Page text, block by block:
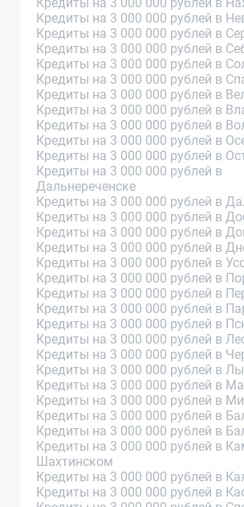
Кредиты на 3 000 000 рублей в
Кредиты на 3 000 000 рублей в
Кредиты на 3 000 000 рублей в
Кредиты на 3 000 000 рублей в
Кредиты на 3 000 000 рублей в
Кредиты на 3 000 000 рублей в
Кредиты на 3 000 000 рублей в
Кредиты на 3 000 000 рублей в
Кредиты на 3 000 000 рублей в
Кредиты на 3 000 000 рублей в
Кредиты на 3 000 000 рублей в
Дальнереченске
Кредиты на 3 000 000 рублей в
Кредиты на 3 000 000 рублей в
Кредиты на 3 000 000 рублей в
Кредиты на 3 000 000 рублей в
Кредиты на 3 000 000 рублей в
Кредиты на 3 000 000 рублей в
Кредиты на 3 000 000 рублей в
Кредиты на 3 000 000 рублей в
Кредиты на 3 000 000 рублей в
Кредиты на 3 000 000 рублей в
Кредиты на 3 000 000 рублей в
Кредиты на 3 000 000 рублей в
Кредиты на 3 000 000 рублей в
Кредиты на 3 000 000 рублей в
Кредиты на 3 000 000 рублей в
Кредиты на 3 000 000 рублей в
Кредиты на 3 000 000 рублей в
Шахтинском
Кредиты на 3 000 000 рублей в
Кредиты на 3 000 000 рублей в